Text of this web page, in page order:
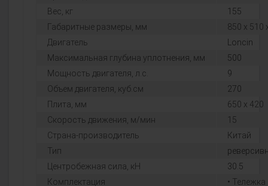
Вес, кг
155
Габаритные размеры, мм
850 х 510
Двигатель
Loncin
Максимальная глубина уплотнения, мм
500
Мощность двигателя, л.с.
9
Объем двигателя, куб.см
270
Плита, мм
650 х 420
Скорость движения, м/мин
15
Страна-производитель
Китай
Тип
Центробежная сила, кН
30.5
Комплектация
• Тележка